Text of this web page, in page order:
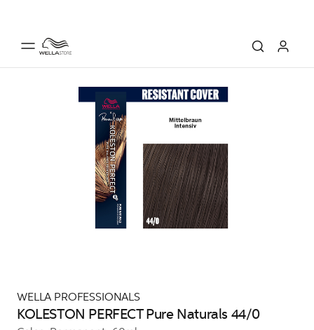
WELLA PROFESSIONALS
KOLESTON PERFECT Pure Naturals 44/0